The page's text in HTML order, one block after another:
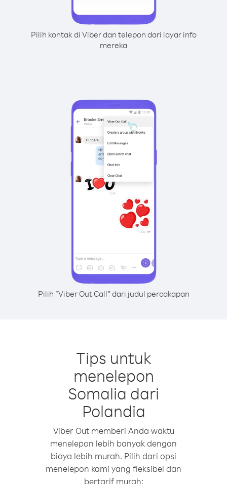
Pilih kontak di Viber dan telepon dari layar info
mereka
Pilih “Viber Out Call” dari judul percakapan
Tips untuk
menelepon
Somalia dari
Polandia
Viber Out memberi Anda waktu
menelepon lebih banyak dengan
biaya lebih murah. Pilih dari opsi
menelepon kami yang fleksibel dan
bertarif murah: